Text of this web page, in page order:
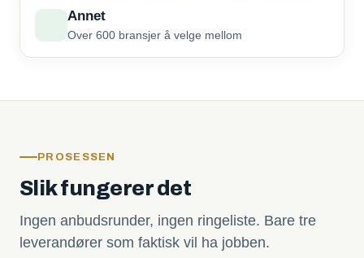
Annet
Over 600 bransjer å velge mellom
PROSESSEN
Slik fungerer det
Ingen anbudsrunder, ingen ringeliste. Bare tre
leverandører som faktisk vil ha jobben.